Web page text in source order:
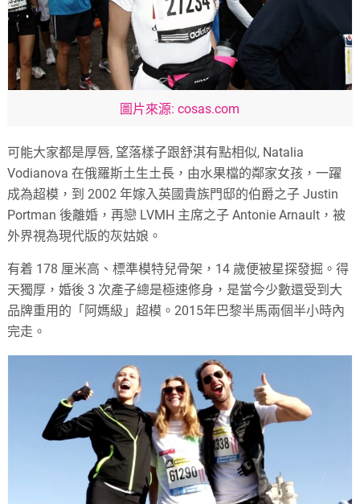
圖片來源: cosas.com
可能大家都是厚唇, 望落樣子跟舒淇有點相似, Natalia
Vodianova 在俄羅斯土生土長，由水果檔的鄰家女孩，一躍
成為超模，到 2002 年嫁入英國貴族門邸的伯爵之子 Justin
Portman 後離婚，再戀 LVMH 主席之子 Antonie Arnault，被
外界視為現代版的灰姑娘。
有着 178 厘米高、標準模特兒骨架，14 歲便被星探發掘。得
天獨厚，婚後 3 次產子總是極速修身，是當今少數還受到大
品牌重用的「阿媽級」超模。2015年巴黎半馬兩個半小時內
完走。